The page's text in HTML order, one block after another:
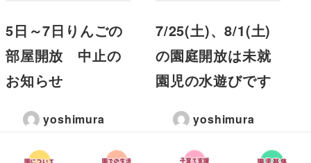
5日～7日りんごの
部屋開放 中止の
お知らせ
yoshimura
7/25(土)、8/1(土)
の園庭開放は未就
園児の水遊びです
yoshimura